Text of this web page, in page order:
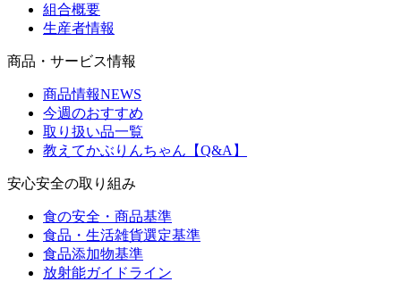
組合概要
生産者情報
商品・サービス情報
商品情報NEWS
今週のおすすめ
取り扱い品一覧
教えてかぶりんちゃん【Q&A】
安心安全の取り組み
食の安全・商品基準
食品・生活雑貨選定基準
食品添加物基準
放射能ガイドライン